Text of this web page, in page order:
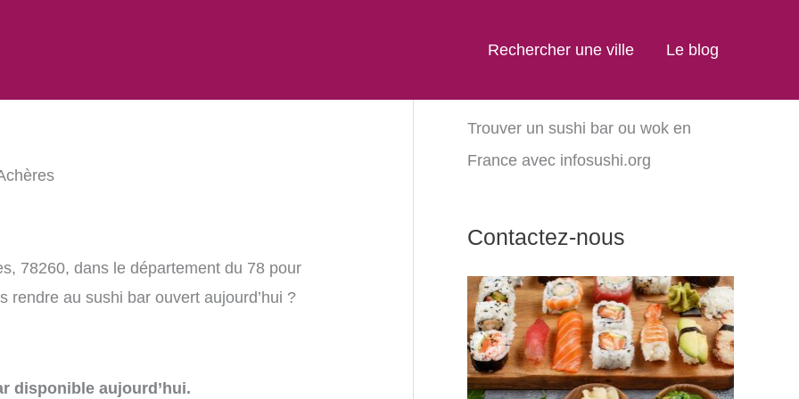
Rechercher une ville Le blog
78260, dans le département du 78 pour
au sushi bar ouvert aujourd’hui ?
disponible aujourd’hui.
Trouver un sushi bar ou wok en
France avec infosushi.org
Contactez-nous